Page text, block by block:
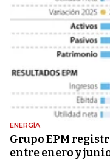
ENERGÍA
Grupo EPM
entre enero y